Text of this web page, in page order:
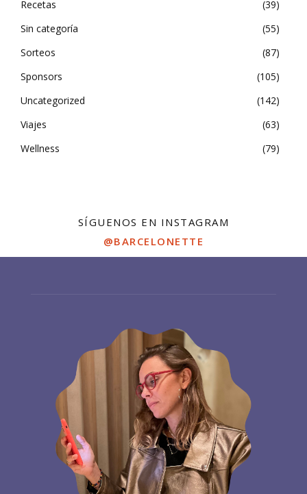
Recetas
39
Sin categoría
55
Sorteos
87
Sponsors
105
Uncategorized
142
Viajes
63
Wellness
79
SÍGUENOS EN INSTAGRAM
@BARCELONETTE